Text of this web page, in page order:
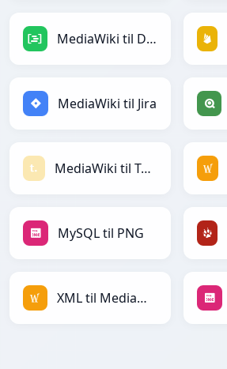
MediaWiki til DAX
MediaWiki til Jira
MediaWiki til Textile
MySQL til PNG
XML til MediaWiki